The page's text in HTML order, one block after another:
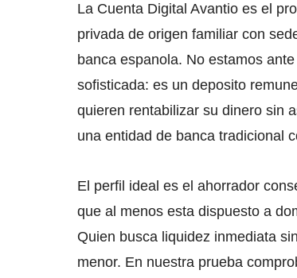
La Cuenta Digital Avantio es el
privada de origen familiar con
banca espanola. No estamos
sofisticada: es un deposito
quieren rentabilizar su dinero sin
una entidad de banca tradicional
El perfil ideal es el ahorrador
que al menos esta dispuesto a
Quien busca liquidez inmediata
menor. En nuestra prueba